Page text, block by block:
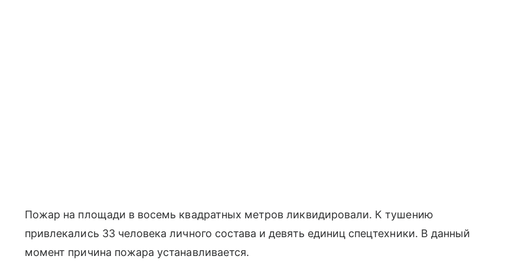
Пожар на площади в восемь квадратных метров ликвидировали. К тушению
привлекались 33 человека личного состава и девять единиц спецтехники. В данный
момент причина пожара устанавливается.